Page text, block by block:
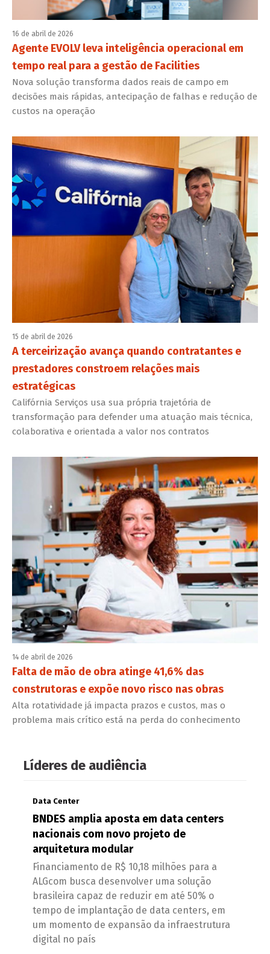
16 de abril de 2026
Agente EVOLV leva inteligência operacional em
tempo real para a gestão de Facilities
Nova solução transforma dados reais de campo em
decisões mais rápidas, antecipação de falhas e redução de
custos na operação
15 de abril de 2026
A terceirização avança quando contratantes e
prestadores constroem relações mais
estratégicas
Califórnia Serviços usa sua própria trajetória de
transformação para defender uma atuação mais técnica,
colaborativa e orientada a valor nos contratos
14 de abril de 2026
Falta de mão de obra atinge 41,6% das
construtoras e expõe novo risco nas obras
Alta rotatividade já impacta prazos e custos, mas o
problema mais crítico está na perda do conhecimento
Líderes de audiência
Data Center
BNDES amplia aposta em data centers
nacionais com novo projeto de
arquitetura modular
Financiamento de R$ 10,18 milhões para a
ALGcom busca desenvolver uma solução
brasileira capaz de reduzir em até 50% o
tempo de implantação de data centers, em
um momento de expansão da infraestrutura
digital no país